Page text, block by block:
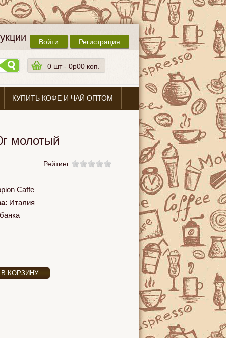
Войти Регистрация
0 шт - 0p00 коп.
КУПИТЬ КОФЕ И ЧАЙ ОПТОМ
молотый
Рейтинг:
Caffe
: Италия